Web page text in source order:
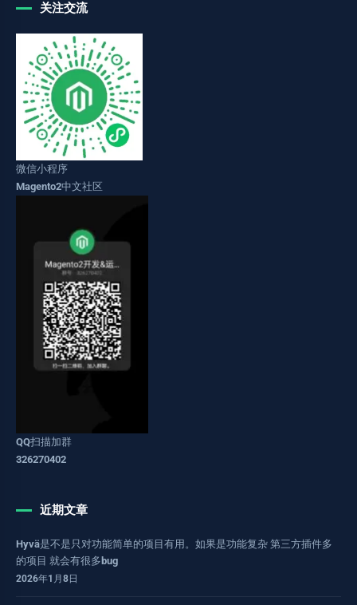
关注交流
微信小程序
Magento2中文社区
QQ扫描加群
326270402
近期文章
Hyvä是不是只对功能简单的项目有用。如果是功能复杂 第三方插件多
的项目 就会有很多bug
2026年1月8日